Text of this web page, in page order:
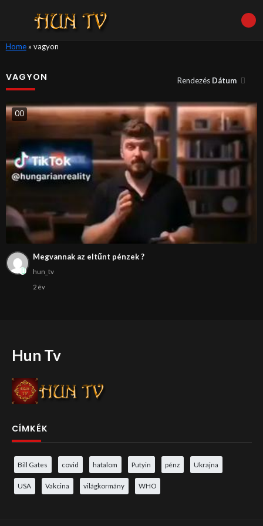
Home» vagyon
VAGYON Rendezés Dátum
00
Megvannak az eltűnt pénzek ?
hun_tv
2 év
Hun Tv
CÍMKÉK
Bill Gates covid hatalom Putyin pénz Ukrajna
USA Vakcina világkormány WHO